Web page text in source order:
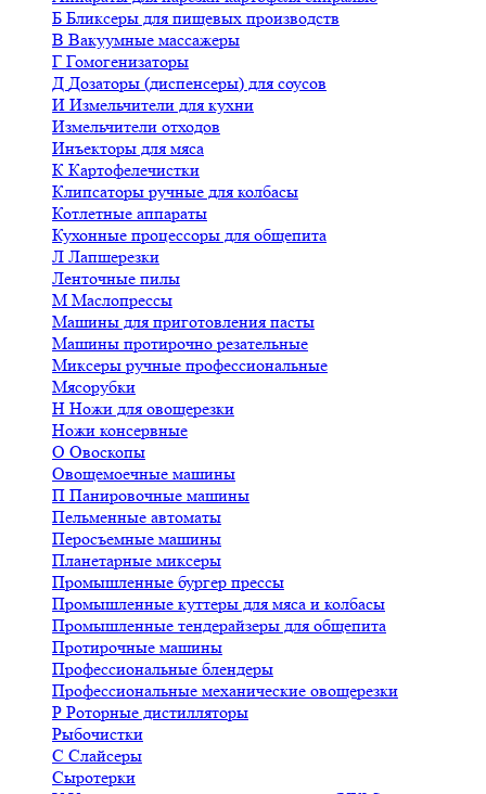
Б Бликсеры для пищевых производств
В Вакуумные массажеры
Г Гомогенизаторы
Д Дозаторы (диспенсеры) для соусов
И Измельчители для кухни
Измельчители отходов
Инъекторы для мяса
К Картофелечистки
Клипсаторы ручные для колбасы
Котлетные аппараты
Кухонные процессоры для общепита
Л Лапшерезки
Ленточные пилы
М Маслопрессы
Машины для приготовления пасты
Машины протирочно резательные
Миксеры ручные профессиональные
Мясорубки
Н Ножи для овощерезки
Ножи консервные
О Овоскопы
Овощемоечные машины
П Панировочные машины
Пельменные автоматы
Перосъемные машины
Планетарные миксеры
Промышленные бургер прессы
Промышленные куттеры для мяса и колбасы
Промышленные тендерайзеры для общепита
Протирочные машины
Профессиональные блендеры
Профессиональные механические овощерезки
Р Роторные дистилляторы
Рыбочистки
С Слайсеры
Сыротерки